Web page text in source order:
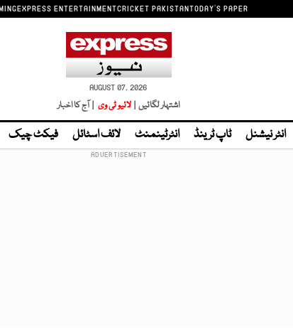
EXPRESS ENTERTAINMENTCRICKET PAKISTANTODAY'S PAPER
AUGUST 07, 2026
اشتہار لگائیں | لائیو ٹی وی | آج کا اخبار
انٹر نیشنل ٹاپ ٹرینڈ انٹرٹینمنٹ لائف اسٹائل فیکٹ چیک